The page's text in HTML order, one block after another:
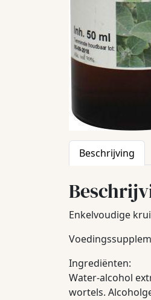
Beschrijving
Enkelvoudige
Ingrediënten:
Water-alcohol
wortels.